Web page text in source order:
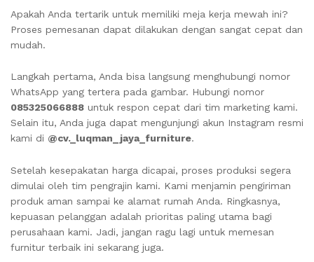
Apakah Anda tertarik untuk memiliki meja kerja mewah ini?
Proses pemesanan dapat dilakukan dengan sangat cepat dan
mudah.
Langkah pertama, Anda bisa langsung menghubungi nomor
WhatsApp yang tertera pada gambar. Hubungi nomor
085325066888 untuk respon cepat dari tim marketing kami.
Selain itu, Anda juga dapat mengunjungi akun Instagram resmi
kami di @cv._luqman_jaya_furniture.
Setelah kesepakatan harga dicapai, proses produksi segera
dimulai oleh tim pengrajin kami. Kami menjamin pengiriman
produk aman sampai ke alamat rumah Anda. Ringkasnya,
kepuasan pelanggan adalah prioritas paling utama bagi
perusahaan kami. Jadi, jangan ragu lagi untuk memesan
furnitur terbaik ini sekarang juga.